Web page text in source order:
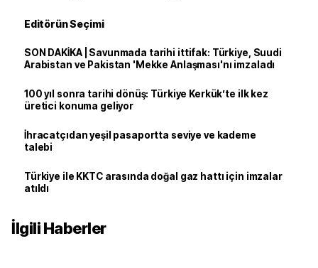
Editörün Seçimi
SON DAKİKA | Savunmada tarihi ittifak: Türkiye, Suudi
Arabistan ve Pakistan 'Mekke Anlaşması'nı imzaladı
100 yıl sonra tarihi dönüş: Türkiye Kerkük’te ilk kez
üretici konuma geliyor
İhracatçıdan yeşil pasaportta seviye ve kademe
talebi
Türkiye ile KKTC arasında doğal gaz hattı için imzalar
atıldı
İlgili Haberler